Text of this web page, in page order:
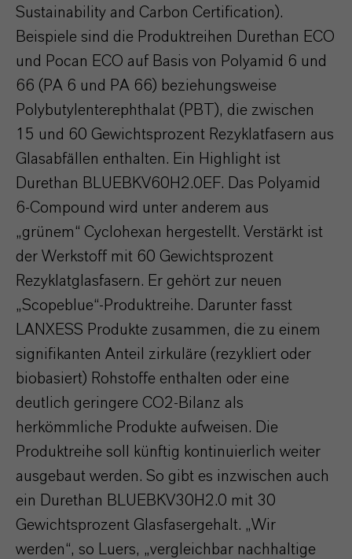
Sustainability and Carbon Certification).
Beispiele sind die Produktreihen Durethan ECO
und Pocan ECO auf Basis von Polyamid 6 und
66 (PA 6 und PA 66) beziehungsweise
Polybutylenterephthalat (PBT), die zwischen
15 und 60 Gewichtsprozent Rezyklatfasern aus
Glasabfällen enthalten. Ein Highlight ist
Durethan BLUEBKV60H2.0EF. Das Polyamid
6-Compound wird unter anderem aus
„grünem“ Cyclohexan hergestellt. Verstärkt ist
der Werkstoff mit 60 Gewichtsprozent
Rezyklatglasfasern. Er gehört zur neuen
„Scopeblue“-Produktreihe. Darunter fasst
LANXESS Produkte zusammen, die zu einem
signifikanten Anteil zirkuläre (rezykliert oder
biobasiert) Rohstoffe enthalten oder eine
deutlich geringere CO2-Bilanz als
herkömmliche Produkte aufweisen. Die
Produktreihe soll künftig kontinuierlich weiter
ausgebaut werden. So gibt es inzwischen auch
ein Durethan BLUEBKV30H2.0 mit 30
Gewichtsprozent Glasfasergehalt. „Wir
werden“, so Luers, „vergleichbar nachhaltige